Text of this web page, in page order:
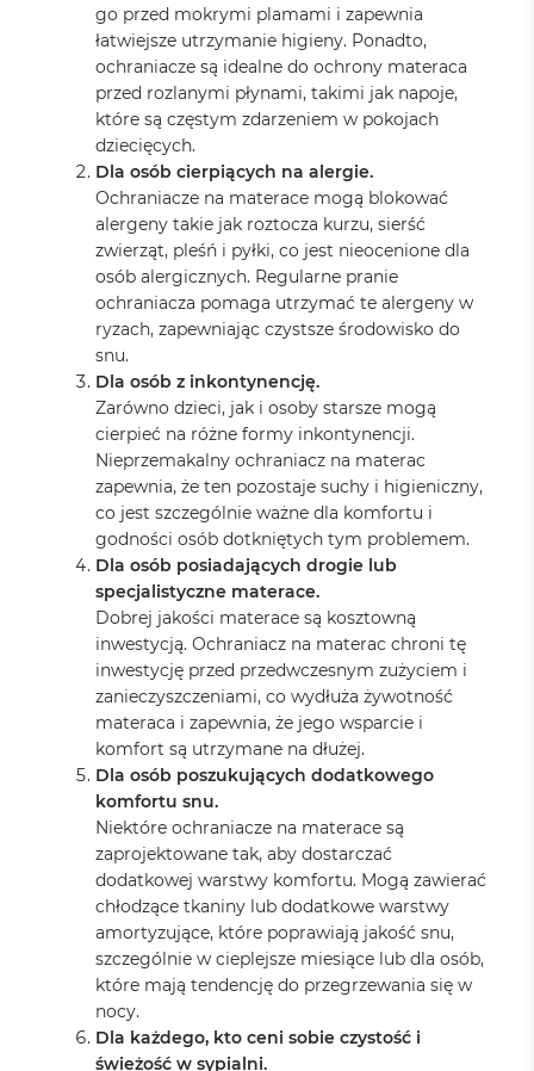
go przed mokrymi plamami i zapewnia
łatwiejsze utrzymanie higieny. Ponadto,
ochraniacze są idealne do ochrony materaca
przed rozlanymi płynami, takimi jak napoje,
które są częstym zdarzeniem w pokojach
dziecięcych.
Dla osób cierpiących na alergie.
Ochraniacze na materace mogą blokować
alergeny takie jak roztocza kurzu, sierść
zwierząt, pleśń i pyłki, co jest nieocenione dla
osób alergicznych. Regularne pranie
ochraniacza pomaga utrzymać te alergeny w
ryzach, zapewniając czystsze środowisko do
snu.
Dla osób z inkontynencję.
Zarówno dzieci, jak i osoby starsze mogą
cierpieć na różne formy inkontynencji.
Nieprzemakalny ochraniacz na materac
zapewnia, że ten pozostaje suchy i higieniczny,
co jest szczególnie ważne dla komfortu i
godności osób dotkniętych tym problemem.
Dla osób posiadających drogie lub
specjalistyczne materace.
Dobrej jakości materace są kosztowną
inwestycją. Ochraniacz na materac chroni tę
inwestycję przed przedwczesnym zużyciem i
zanieczyszczeniami, co wydłuża żywotność
materaca i zapewnia, że jego wsparcie i
komfort są utrzymane na dłużej.
Dla osób poszukujących dodatkowego
komfortu snu.
Niektóre ochraniacze na materace są
zaprojektowane tak, aby dostarczać
dodatkowej warstwy komfortu. Mogą zawierać
chłodzące tkaniny lub dodatkowe warstwy
amortyzujące, które poprawiają jakość snu,
szczególnie w cieplejsze miesiące lub dla osób,
które mają tendencję do przegrzewania się w
nocy.
Dla każdego, kto ceni sobie czystość i
świeżość w sypialni.